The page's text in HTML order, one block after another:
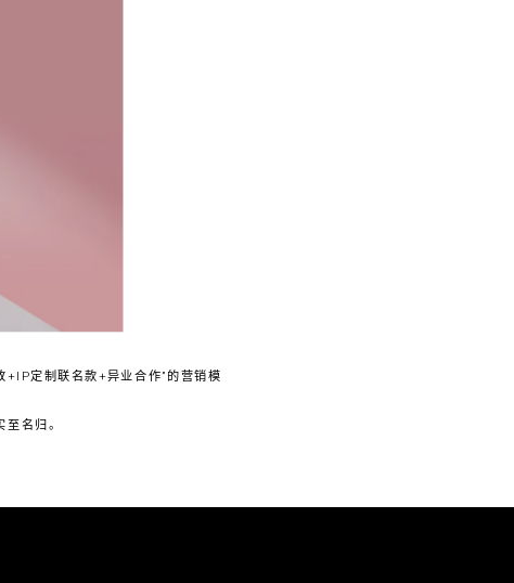
定制联名款+异业合作”的营销模
名归。